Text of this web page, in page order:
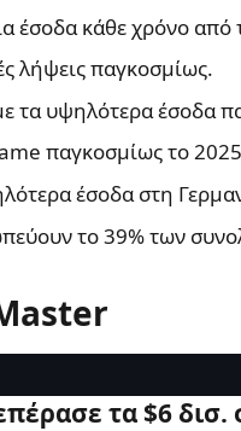
έσοδα κάθε χρόνο από
λήψεις παγκοσμίως.
τα υψηλότερα έσοδα
παγκοσμίως το
έσοδα στη
το 39% των
τα $6